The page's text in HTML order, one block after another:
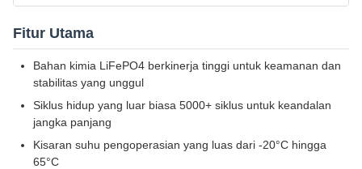
Fitur Utama
Bahan kimia LiFePO4 berkinerja tinggi untuk keamanan dan
stabilitas yang unggul
Siklus hidup yang luar biasa 5000+ siklus untuk keandalan
jangka panjang
Kisaran suhu pengoperasian yang luas dari -20°C hingga
65°C